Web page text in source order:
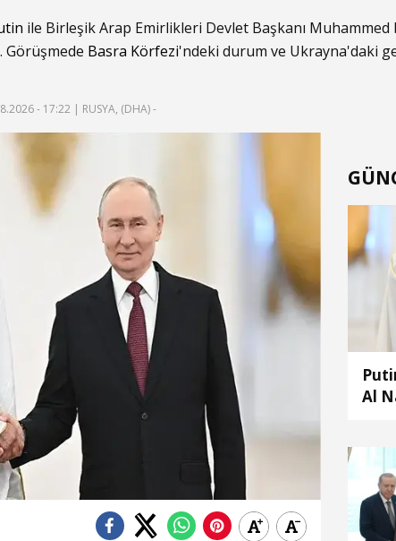
ile Birleşik Arap Emirlikleri Devlet Başkanı
Basra Körfezi'ndeki durum ve Ukrayna'daki
- 17:22 | RUSYA, (DHA) -
Al